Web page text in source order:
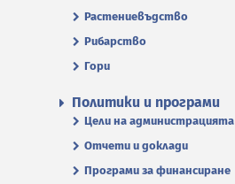
Растениевъдство
Рибарство
Гори
Политики и програми
Цели на администрацията
Отчети и доклади
Програми за финансиране